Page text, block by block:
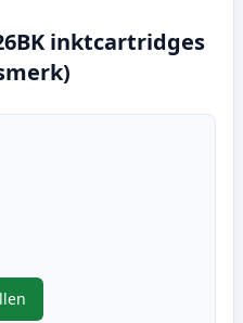
inktcartridges
te passen
2 stuks Canon CLI-526BK